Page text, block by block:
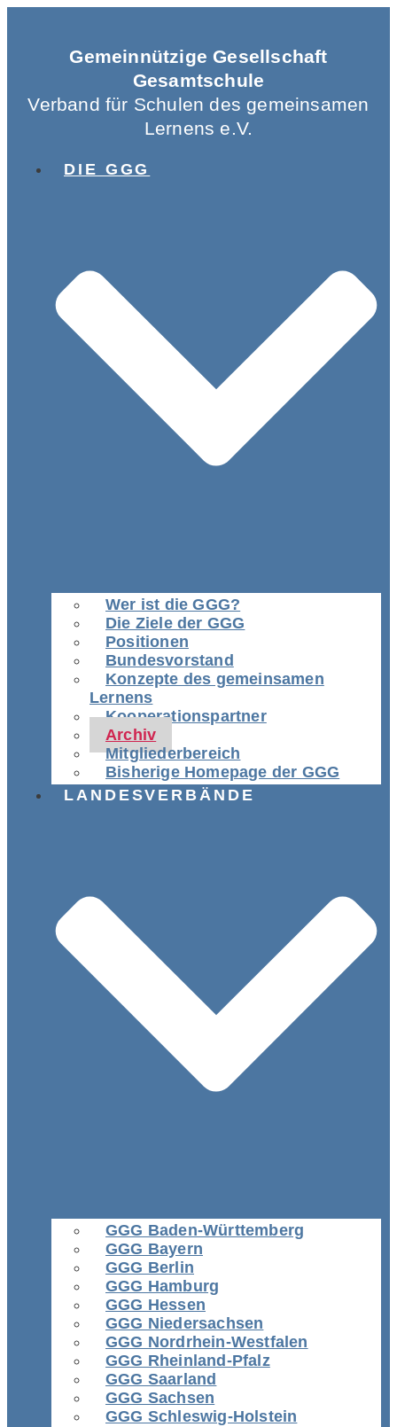
Gemeinnützige Gesellschaft
Gesamtschule
Verband für Schulen des gemeinsamen
Lernens e.V.
DIE GGG
Wer ist die GGG?
Die Ziele der GGG
Positionen
Bundesvorstand
Konzepte des gemeinsamen
Lernens
Kooperationspartner
Archiv
Mitgliederbereich
Bisherige Homepage der GGG
LANDESVERBÄNDE
GGG Baden-Württemberg
GGG Bayern
GGG Berlin
GGG Hamburg
GGG Hessen
GGG Niedersachsen
GGG Nordrhein-Westfalen
GGG Rheinland-Pfalz
GGG Saarland
GGG Sachsen
GGG Schleswig-Holstein